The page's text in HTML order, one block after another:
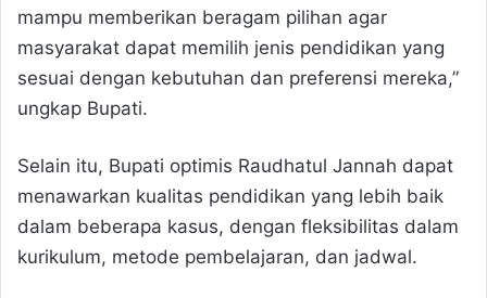
mampu memberikan beragam pilihan agar
masyarakat dapat memilih jenis pendidikan yang
sesuai dengan kebutuhan dan preferensi mereka,”
ungkap Bupati.
Selain itu, Bupati optimis Raudhatul Jannah dapat
menawarkan kualitas pendidikan yang lebih baik
dalam beberapa kasus, dengan fleksibilitas dalam
kurikulum, metode pembelajaran, dan jadwal.